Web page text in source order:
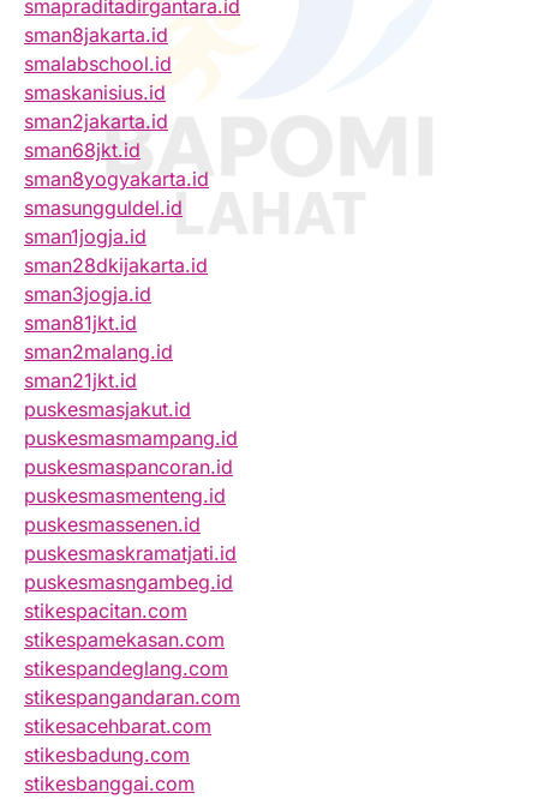
smapraditadirgantara.id
sman8jakarta.id
smalabschool.id
smaskanisius.id
sman2jakarta.id
sman68jkt.id
sman8yogyakarta.id
smasungguldel.id
sman1jogja.id
sman28dkijakarta.id
sman3jogja.id
sman81jkt.id
sman2malang.id
sman21jkt.id
puskesmasjakut.id
puskesmasmampang.id
puskesmaspancoran.id
puskesmasmenteng.id
puskesmassenen.id
puskesmaskramatjati.id
puskesmasngambeg.id
stikespacitan.com
stikespamekasan.com
stikespandeglang.com
stikespangandaran.com
stikesacehbarat.com
stikesbadung.com
stikesbanggai.com